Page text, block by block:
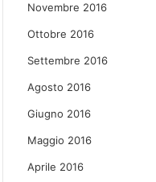
Novembre 2016
Ottobre 2016
Settembre 2016
Agosto 2016
Giugno 2016
Maggio 2016
Aprile 2016